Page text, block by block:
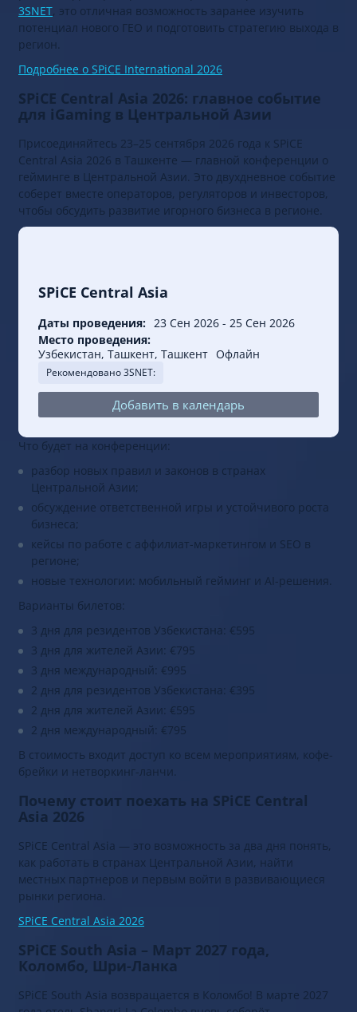
регионы. Для арбитражников, работающих сCPA-сетью
3SNET, это отличная возможность заранее изучить
потенциал нового ГЕО и подготовить стратегию выхода в
регион.
SPiCE Central Asia 2026: главное событие
Присоединяйтесь 23–25 сентября 2026 года к SPiCE
Central Asia 2026 в Ташкенте — главной конференции о
гейминге в Центральной Азии. Это двухдневное событие
соберет вместе операторов, регуляторов и инвесторов,
чтобы обсудить развитие игорного бизнеса в регионе.
Даты проведения:
Место проведения:
Узбекистан, Ташкент, Ташкент
Рекомендовано 3SNET:
Что будет на конференции:
разбор новых правил и законов в странах
Центральной Азии;
обсуждение ответственной игры и устойчивого роста
бизнеса;
кейсы по работе с аффилиат-маркетингом и SEO в
регионе;
новые технологии: мобильный гейминг и AI-решения.
Варианты билетов:
3 дня для резидентов Узбекистана: €595
3 дня для жителей Азии: €795
3 дня международный: €995
2 дня для резидентов Узбекистана: €395
2 дня для жителей Азии: €595
2 дня международный: €795
В стоимость входит доступ ко всем мероприятиям, кофе-
брейки и нетворкинг-ланчи.
Почему стоит поехать на SPiCE Central
Asia 2026
SPiCE Central Asia — это возможность за два дня понять,
как работать в странах Центральной Азии, найти
местных партнеров и первым войти в развивающиеся
рынки региона.
SPiCE Central Asia 2026
SPiCE South Asia – Март 2027 года,
Коломбо, Шри-Ланка